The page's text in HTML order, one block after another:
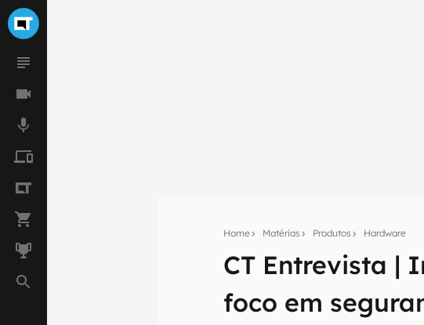
Home Matérias Produtos Hardware
CT Entrevista |
foco em
Seu resumo
Assine a newsletter do